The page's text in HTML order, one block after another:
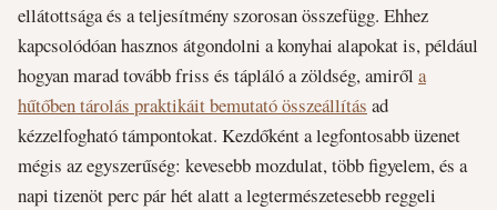
ellátottsága és a teljesítmény szorosan összefügg. Ehhez
kapcsolódóan hasznos átgondolni a konyhai alapokat is, például
hogyan marad tovább friss és tápláló a zöldség, amiről a
hűtőben tárolás praktikáit bemutató összeállítás ad
kézzelfogható támpontokat. Kezdőként a legfontosabb üzenet
mégis az egyszerűség: kevesebb mozdulat, több figyelem, és a
napi tizenöt perc pár hét alatt a legtermészetesebb reggeli